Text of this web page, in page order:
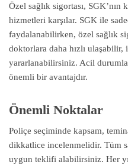
Özel sağlık sigortası, SGK’nın
hizmetleri karşılar. SGK ile
faydalanabilirken, özel sağlık
doktorlara daha hızlı
yararlanabilirsiniz. Acil
önemli bir avantajdır.
Önemli Noktalar
Poliçe seçiminde kapsam,
dikkatlice incelenmelidir. Tüm
uygun teklifi alabilirsiniz. Her